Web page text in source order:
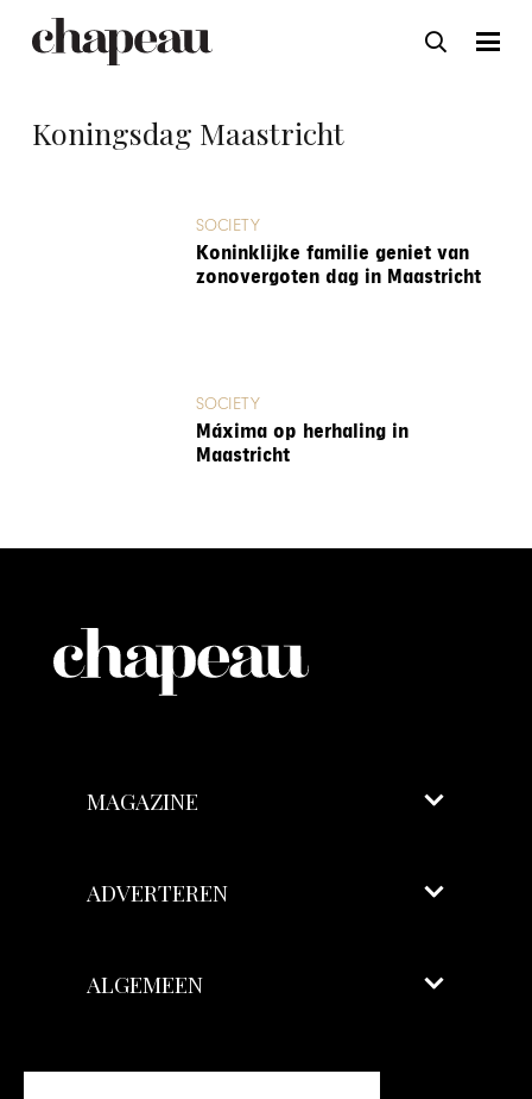
Koningsdag Maastricht
SOCIETY
Koninklijke familie geniet van
zonovergoten dag in Maastricht
SOCIETY
Máxima op herhaling in
Maastricht
MAGAZINE
ADVERTEREN
ALGEMEEN